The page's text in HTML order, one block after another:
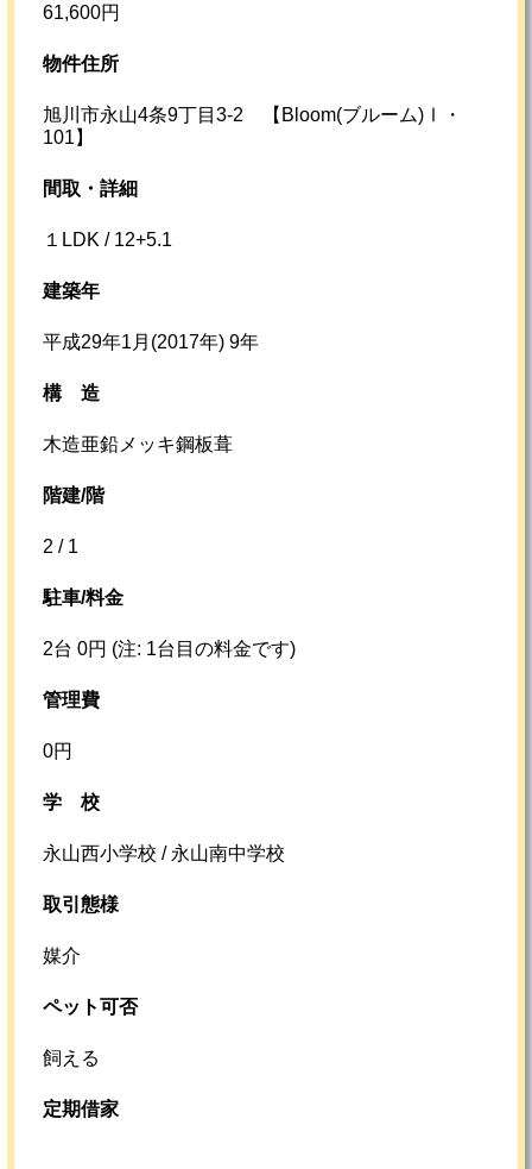
61,600円
物件住所
旭川市永山4条9丁目3-2 【Bloom(ブルーム)Ⅰ・
101】
間取・詳細
１LDK / 12+5.1
建築年
平成29年1月(2017年) 9年
構 造
木造亜鉛メッキ鋼板葺
階建/階
2 / 1
駐車/料金
2台 0円 (注: 1台目の料金です)
管理費
0円
学校
永山西小学校 / 永山南中学校
取引態様
媒介
ペット可否
飼える
定期借家